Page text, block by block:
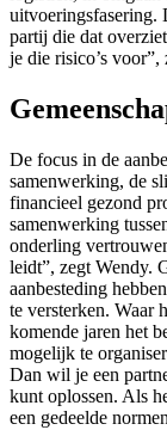
uitvoeringsfasering.
partij die dat
je die risico’s voor”,
De focus in de
samenwerking, de
financieel gezond
samenwerking
onderling
leidt”, zegt Wendy.
aanbesteding
te versterken. Waar
komende jaren het
mogelijk te
Dan wil je een
kunt oplossen. Als
een gedeelde